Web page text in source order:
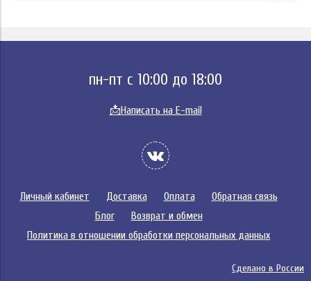
пн-пт с 10:00 до 18:00
📩Написать на E-mail
Личный кабинет Доставка Оплата
Обратная связь
Блог
Возврат и обмен
Политика в отношении обработки персональных данных
Сделано в России